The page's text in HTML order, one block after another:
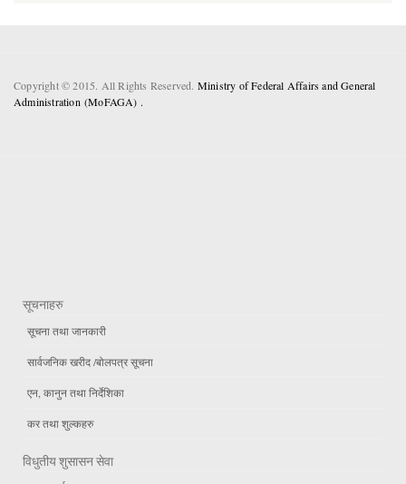
Copyright © 2015. All Rights Reserved. Ministry of Federal Affairs and General
Administration (MoFAGA) .
सूचनाहरु
सूचना तथा जानकारी
सार्वजनिक खरीद /बोलपत्र सूचना
एन, कानुन तथा निर्देशिका
कर तथा शुल्कहरु
विधुतीय शुसासन सेवा